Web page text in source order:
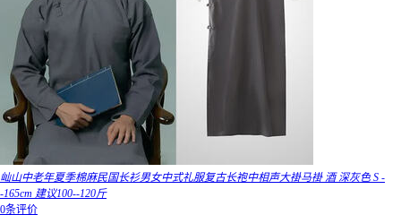
屾山中老年夏季棉麻民国长衫男女中式礼服复古长袍中相声大褂马褂 酒 深灰色 S -
-165cm 建议100--120斤
0条评价